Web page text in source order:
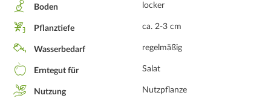
Boden locker
Pflanztiefe ca. 2-3 cm
Wasserbedarf regelmäßig
Erntegut für Salat
Nutzung Nutzpflanze